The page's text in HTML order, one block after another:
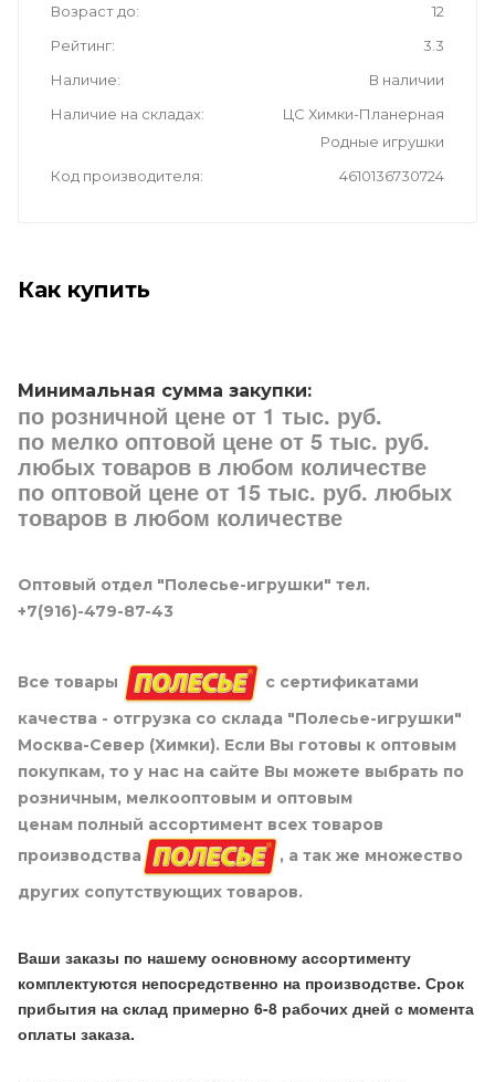
Возраст до
12
Рейтинг
3.3
Наличие
В наличии
Наличие на складах
ЦС Химки-Планерная
Родные игрушки
Код производителя
4610136730724
Как купить
Минимальная сумма закупки:
по розничной цене от 1 тыс. руб.
по мелко оптовой цене от 5 тыс. руб.
любых товаров в любом количестве
по оптовой цене от 15 тыс. руб. любых
товаров в любом количестве
Оптовый отдел "Полесье-игрушки" тел.
+7(916)-479-87-43
Все товары
с сертификатами
качества - отгрузка со склада "Полесье-игрушки"
Москва-Север (Химки). Если Вы готовы к оптовым
покупкам, то у нас на сайте Вы можете выбрать по
розничным, мелкооптовым и оптовым
ценам полный ассортимент всех товаров
производства
, а так же множество
других сопутствующих товаров.
Ваши заказы по нашему основному ассортименту
комплектуются непосредственно на производстве. Срок
прибытия на склад примерно 6-8 рабочих дней с момента
оплаты заказа.